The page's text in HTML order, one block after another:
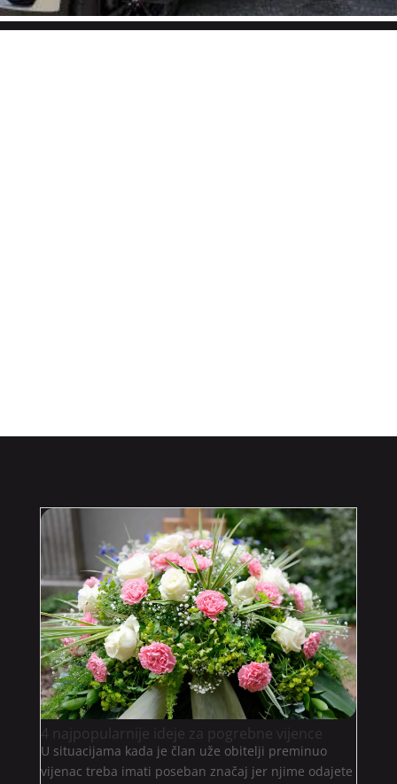
4 najpopularnije ideje za pogrebne vijence
U situacijama kada je član uže obitelji preminuo
vijenac treba imati poseban značaj jer njime odajete